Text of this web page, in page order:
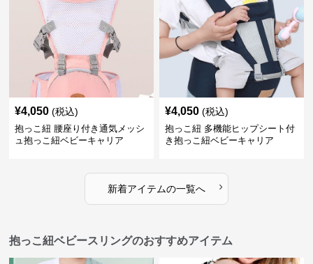
¥4,050 (税込)
抱っこ紐 腰座り付き通気メッシ
ュ抱っこ紐ベビーキャリア
¥4,050 (税込)
抱っこ紐 多機能ヒップシート付
き抱っこ紐ベビーキャリア
新着アイテムの一覧へ ›
抱っこ紐ベビースリングのおすすめアイテム